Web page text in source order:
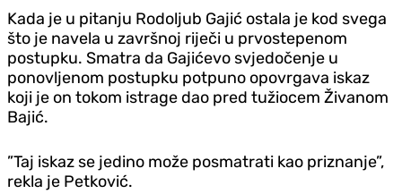
Kada je u pitanju Rodoljub Gajić ostala je kod svega
što je navela u završnoj riječi u prvostepenom
postupku. Smatra da Gajićevo svjedočenje u
ponovljenom postupku potpuno opovrgava iskaz
koji je on tokom istrage dao pred tužiocem Živanom
Bajić.
”Taj iskaz se jedino može posmatrati kao priznanje”,
rekla je Petković.